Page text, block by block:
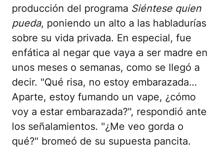
producción del programa Siéntese quien
pueda, poniendo un alto a las habladurías
sobre su vida privada. En especial, fue
enfática al negar que vaya a ser madre en
unos meses o semanas, como se llegó a
decir. "Qué risa, no estoy embarazada…
Aparte, estoy fumando un vape, ¿cómo
voy a estar embarazada?", respondió ante
los señalamientos. "¿Me veo gorda o
qué?" bromeó de su supuesta pancita.